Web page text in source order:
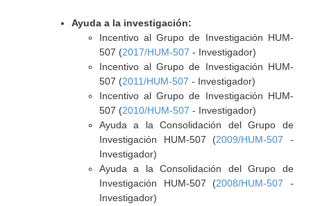
Ayuda a la investigación:
Incentivo al Grupo de Investigación HUM-
507 (2017/HUM-507 - Investigador)
Incentivo al Grupo de Investigación HUM-
507 (2011/HUM-507 - Investigador)
Incentivo al Grupo de Investigación HUM-
507 (2010/HUM-507 - Investigador)
Ayuda a la Consolidación del Grupo de
Investigación HUM-507 (2009/HUM-507 -
Investigador)
Ayuda a la Consolidación del Grupo de
Investigación HUM-507 (2008/HUM-507 -
Investigador)